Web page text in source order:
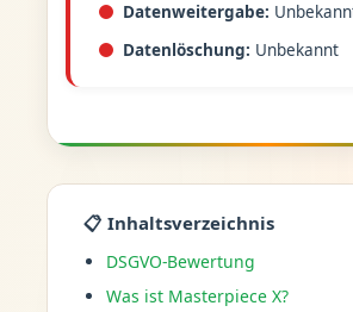
Datenweitergabe:
Datenlöschung: Unbekannt
📋 Inhaltsverzeichnis
DSGVO-Bewertung
Was ist Masterpiece X?